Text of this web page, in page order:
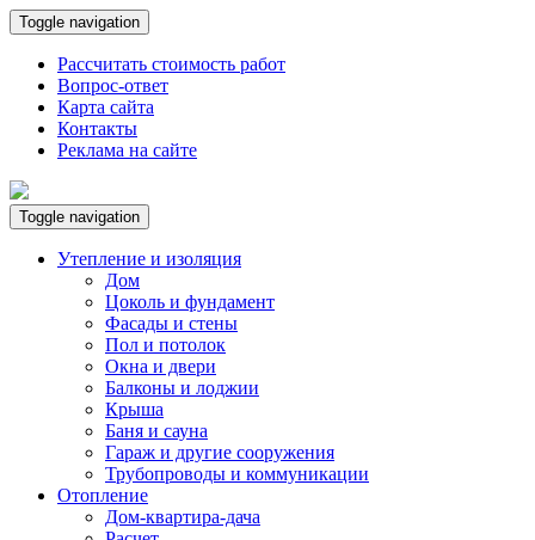
Toggle navigation
Рассчитать стоимость работ
Вопрос-ответ
Карта сайта
Контакты
Реклама на сайте
Toggle navigation
Утепление и изоляция
Дом
Цоколь и фундамент
Фасады и стены
Пол и потолок
Окна и двери
Балконы и лоджии
Крыша
Баня и сауна
Гараж и другие сооружения
Трубопроводы и коммуникации
Отопление
Дом-квартира-дача